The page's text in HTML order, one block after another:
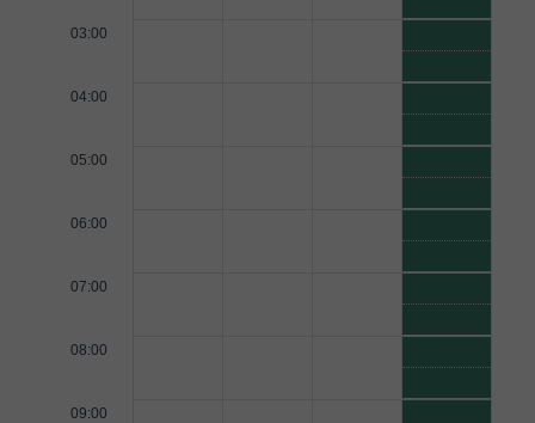
03:00
04:00
05:00
06:00
07:00
08:00
09:00